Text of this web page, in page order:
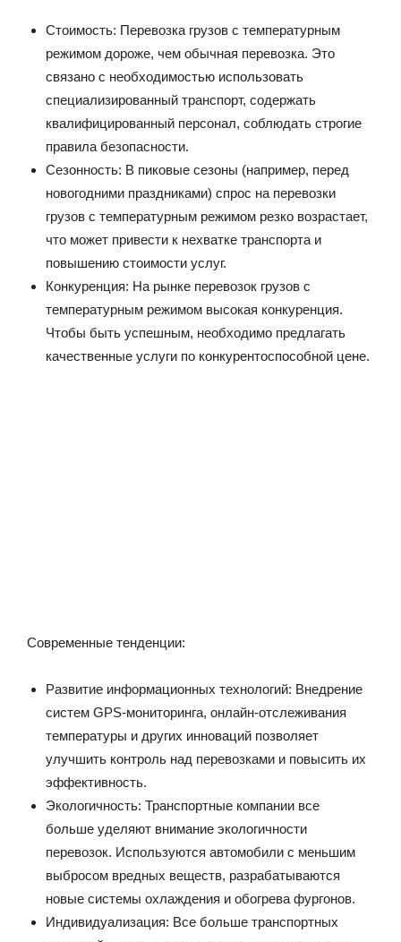
Стоимость: Перевозка грузов с температурным
режимом дороже, чем обычная перевозка. Это
связано с необходимостью использовать
специализированный транспорт, содержать
квалифицированный персонал, соблюдать строгие
правила безопасности.
Сезонность: В пиковые сезоны (например, перед
новогодними праздниками) спрос на перевозки
грузов с температурным режимом резко возрастает,
что может привести к нехватке транспорта и
повышению стоимости услуг.
Конкуренция: На рынке перевозок грузов с
температурным режимом высокая конкуренция.
Чтобы быть успешным, необходимо предлагать
качественные услуги по конкурентоспособной цене.
Современные тенденции:
Развитие информационных технологий: Внедрение
систем GPS-мониторинга, онлайн-отслеживания
температуры и других инноваций позволяет
улучшить контроль над перевозками и повысить их
эффективность.
Экологичность: Транспортные компании все
больше уделяют внимание экологичности
перевозок. Используются автомобили с меньшим
выбросом вредных веществ, разрабатываются
новые системы охлаждения и обогрева фургонов.
Индивидуализация: Все больше транспортных